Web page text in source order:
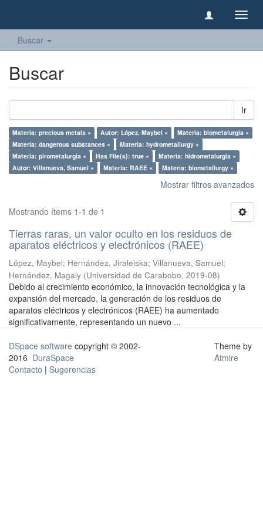
Buscar
Buscar
Ir
Materia: precious metals × Autor: López, Maybel ×
Materia: biometalurgia ×
Materia: dangerous substances ×
Materia: hydrometallurgy ×
Materia: pirometalurgia ×
Has File(s): true ×
Materia: hidrometalurgia ×
Autor: Villanueva, Samuel ×
Materia: RAEE × Materia: biometallurgy ×
Mostrar filtros avanzados
Mostrando ítems 1-1 de 1
Tierras raras, un valor oculto en los residuos de
aparatos eléctricos y electrónicos (RAEE)
López, Maybel; Hernández, Jiraleiska; Villanueva, Samuel;
Hernández, Magaly (Universidad de Carabobo, 2019-08)
Debido al crecimiento económico, la innovación tecnológica y la
expansión del mercado, la generación de los residuos de
aparatos eléctricos y electrónicos (RAEE) ha aumentado
significativamente, representando un nuevo ...
DSpace software copyright © 2002-
2016 DuraSpace
Contacto | Sugerencias
Theme by
Atmire